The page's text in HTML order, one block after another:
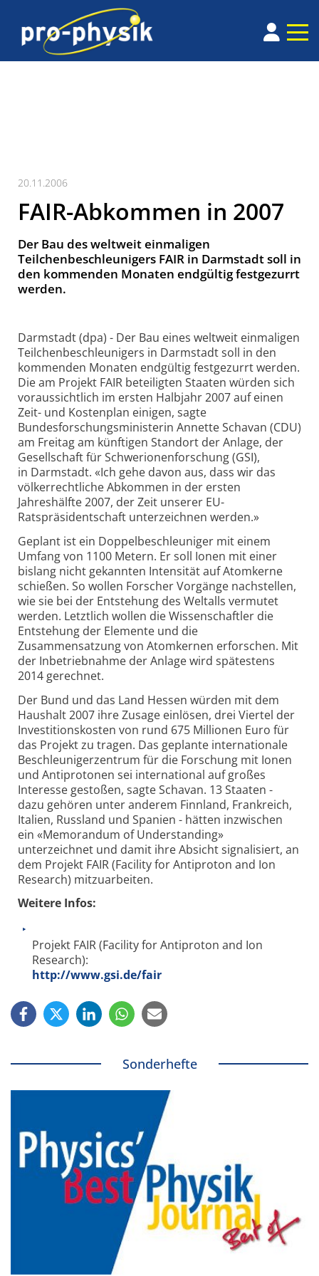
20.11.2006
FAIR-Abkommen in 2007
Der Bau des weltweit einmaligen
Teilchenbeschleunigers FAIR in Darmstadt soll in
den kommenden Monaten endgültig festgezurrt
werden.
Darmstadt (dpa) - Der Bau eines weltweit einmaligen
Teilchenbeschleunigers in Darmstadt soll in den
kommenden Monaten endgültig festgezurrt werden.
Die am Projekt FAIR beteiligten Staaten würden sich
voraussichtlich im ersten Halbjahr 2007 auf einen
Zeit- und Kostenplan einigen, sagte
Bundesforschungsministerin Annette Schavan (CDU)
am Freitag am künftigen Standort der Anlage, der
Gesellschaft für Schwerionenforschung (GSI),
in Darmstadt. «Ich gehe davon aus, dass wir das
völkerrechtliche Abkommen in der ersten
Jahreshälfte 2007, der Zeit unserer EU-
Ratspräsidentschaft unterzeichnen werden.»
Geplant ist ein Doppelbeschleuniger mit einem
Umfang von 1100 Metern. Er soll Ionen mit einer
bislang nicht gekannten Intensität auf Atomkerne
schießen. So wollen Forscher Vorgänge nachstellen,
wie sie bei der Entstehung des Weltalls vermutet
werden. Letztlich wollen die Wissenschaftler die
Entstehung der Elemente und die
Zusammensatzung von Atomkernen erforschen. Mit
der Inbetriebnahme der Anlage wird spätestens
2014 gerechnet.
Der Bund und das Land Hessen würden mit dem
Haushalt 2007 ihre Zusage einlösen, drei Viertel der
Investitionskosten von rund 675 Millionen Euro für
das Projekt zu tragen. Das geplante internationale
Beschleunigerzentrum für die Forschung mit Ionen
und Antiprotonen sei international auf großes
Interesse gestoßen, sagte Schavan. 13 Staaten -
dazu gehören unter anderem Finnland, Frankreich,
Italien, Russland und Spanien - hätten inzwischen
ein «Memorandum of Understanding»
unterzeichnet und damit ihre Absicht signalisiert, an
dem Projekt FAIR (Facility for Antiproton and Ion
Research) mitzuarbeiten.
Weitere Infos:
Projekt FAIR (Facility for Antiproton and Ion
Research):
http://www.gsi.de/fair
Sonderhefte